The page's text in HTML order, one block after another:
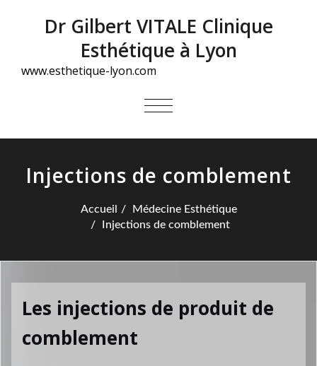
Dr Gilbert VITALE Clinique
Esthétique à Lyon
www.esthetique-lyon.com
AFFICHER/MASQUER
Injections de comblement
Accueil
Médecine Esthétique
Injections de comblement
Les injections de produit de
comblement